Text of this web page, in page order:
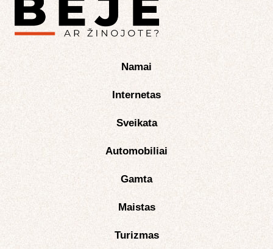
Namai
Internetas
Sveikata
Automobiliai
Gamta
Maistas
Turizmas